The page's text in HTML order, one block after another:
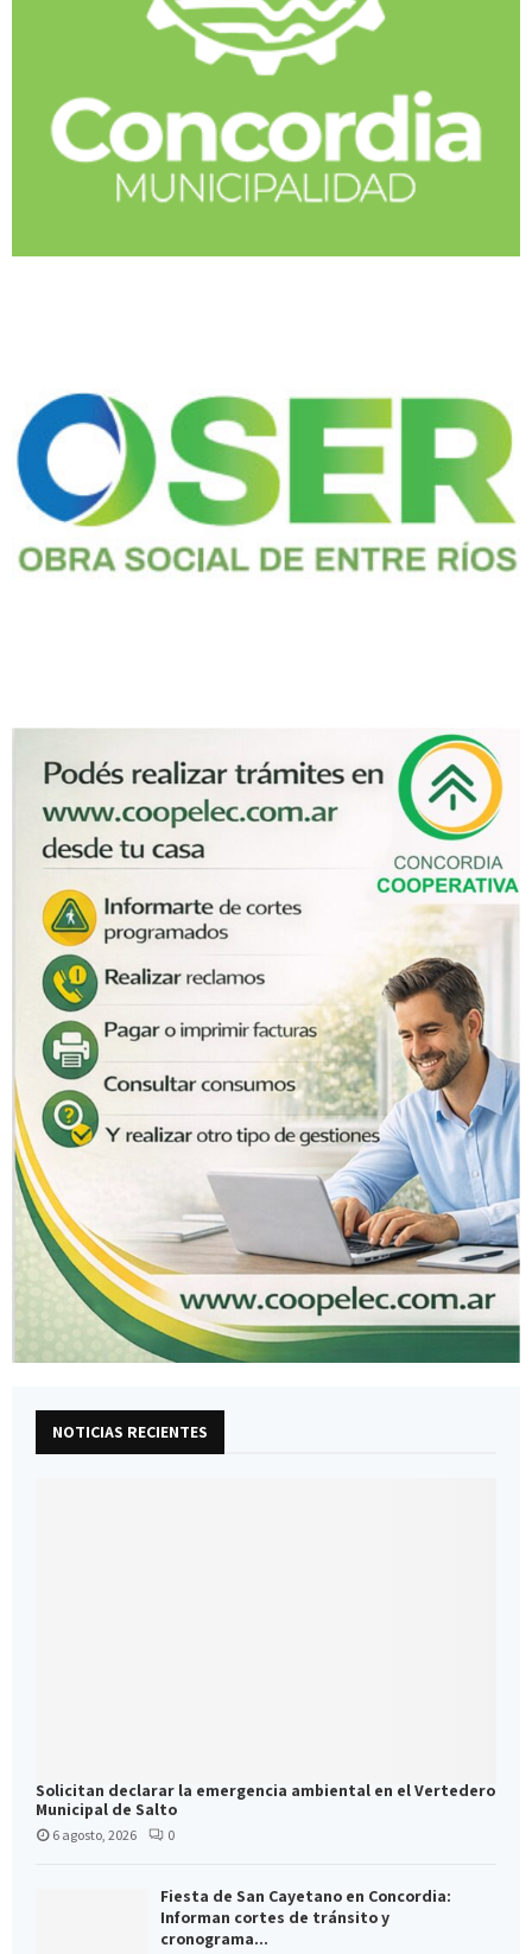
NOTICIAS RECIENTES
Solicitan declarar la emergencia ambiental en el Vertedero
Municipal de Salto
6 agosto, 2026 0
Fiesta de San Cayetano en Concordia:
Informan cortes de tránsito y
cronograma...